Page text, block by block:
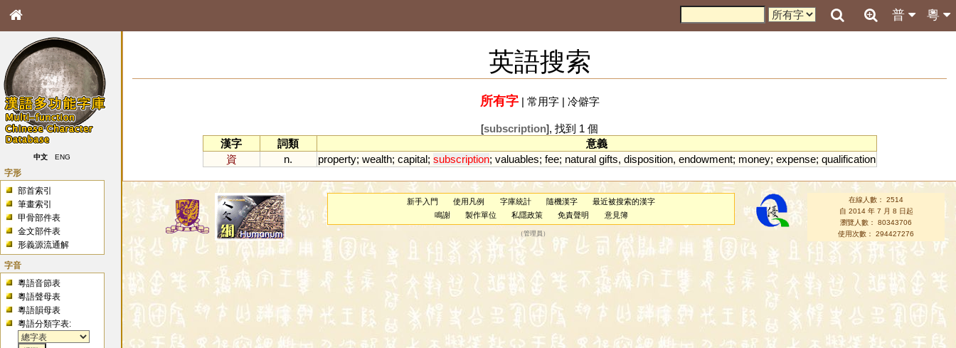
粵
普
中文 ENG
字形
部首索引
筆畫索引
甲骨部件表
金文部件表
形義源流通解
字音
粵語音節表
粵語聲母表
粵語韻母表
粵語分類字表:
英語搜索
所有字| 常用字| 冷僻字
[subscription], 找到 1 個
漢字
詞類
意義
資
n. property; wealth; capital; subscription; valuables; fee; natural gifts, disposition, endowment; money; expense; qualification
新手入門 使用凡例 字庫統計 隨機漢字
最近被搜索的漢字
鳴謝
製作單位 私隱政策 免責聲明 意見簿
（管理員 ）
在線人數： 2514
自 2014 年 7 月 8 日起
瀏覽人數： 80343706
使用次數： 294427276